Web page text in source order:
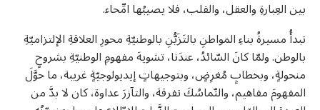
بين العِبارةِ والعقل، والقلب، فلا يصيبُها امِّحاء.
تبدأُ مسيرةُ بناءِ المواطنِ بالتَزَيُّنِ بالوطنيّةِ محورِ العلاقةِ الإلتزاميّةِ
بالوطن. ولمّا كانَ السّائدُ، عندَنا، تشويهَ مفهومِ الوطنيّةِ بشروحٍ
منحولةٍ، وبخطابٍ مُغرِضٍ، وبتوجيهاتٍ إيديولوجيّةٍ غريبة، ما حوَّلَ
المفهومَ مفاهيم، والتّماسُكَ تفرقة، والتآزرَ عداوة، كان لا بدَّ من